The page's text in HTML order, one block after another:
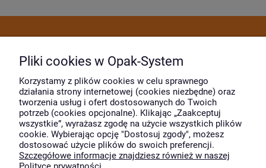
Moje konto
O firmie
Wyróżnili nas
Pliki cookies w Opak-System
Korzystamy z plików cookies w celu sprawnego
działania strony internetowej (cookies niezbędne) oraz
tworzenia usług i ofert dostosowanych do Twoich
potrzeb (cookies opcjonalne). Klikając „Zaakceptuj
wszystkie”, wyrażasz zgodę na użycie wszystkich plików
cookie. Wybierając opcję "Dostosuj zgody", możesz
dostosować użycie plików do swoich preferencji.
Szczegółowe informacje znajdziesz również w naszej